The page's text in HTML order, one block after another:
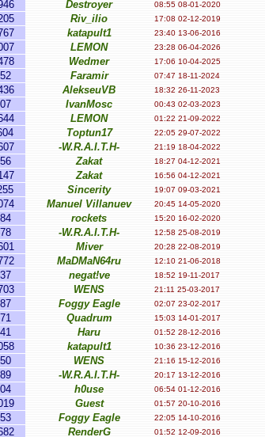
Destroyer 08:55 08-01-2020
Riv_ilio 17:08 02-12-2019
katapult1 23:40 13-06-2016
LEMON 23:28 06-04-2026
Wedmer 17:06 10-04-2025
Faramir 07:47 18-11-2024
AlekseuVB 18:32 26-11-2023
IvanMosc 00:43 02-03-2023
LEMON 01:22 21-09-2022
Toptun17 22:05 29-07-2022
-W.R.A.I.T.H- 21:19 18-04-2022
Zakat 18:27 04-12-2021
Zakat 16:56 04-12-2021
Sincerity 19:07 09-03-2021
Manuel Villanuev 20:45 14-05-2020
rockets 15:20 16-02-2020
-W.R.A.I.T.H- 12:58 25-08-2019
Miver 20:28 22-08-2019
MaDMaN64ru 12:10 21-06-2018
negat!ve 18:52 19-11-2017
WENS 21:11 25-03-2017
Foggy Eagle 02:07 23-02-2017
Quadrum 15:03 14-01-2017
Haru 01:52 28-12-2016
katapult1 10:36 23-12-2016
WENS 21:16 15-12-2016
-W.R.A.I.T.H- 20:17 13-12-2016
h0use 06:54 01-12-2016
Guest 01:57 20-10-2016
Foggy Eagle 22:05 14-10-2016
RenderG 01:52 12-09-2016